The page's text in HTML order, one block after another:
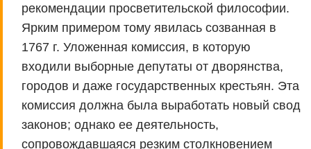
рекомендации просветительской философии.
Ярким примером тому явилась созванная в
1767 г. Уложенная комиссия, в которую
входили выборные депутаты от дворянства,
городов и даже государственных крестьян. Эта
комиссия должна была выработать новый свод
законов; однако ее деятельность,
сопровождавшаяся резким столкновением